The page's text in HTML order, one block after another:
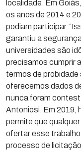
localidade. Em
os anos de 2014 e
podiam participar.
garantiu a
universidades são
precisamos cumprir
termos de
oferecemos dados
nunca foram
Antoniosi. Em 2019,
permite que
ofertar esse
processo de licitação.